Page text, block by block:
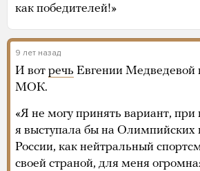
как победителей!»
9 лет назад
И вот речь Евгении Медведевой
МОК.
«Я не могу принять вариант, при
я выступала бы на Олимпийских
России, как нейтральный
своей страной, для меня